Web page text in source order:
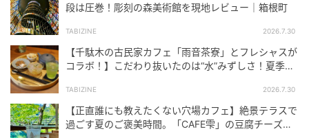
段は圧巻！彫刻の森美術館を現地レビュー｜箱根町
TABIZINE 2026.7.30
【千駄木の古民家カフェ「雨音茶寮」とフレシャスが
コラボ！】こだわり抜いたのは“水”みずしさ！夏季限
TABIZINE 2026.7.30
【正直誰にも教えたくない穴場カフェ】絶景テラスで
過ごす夏のご褒美時間。「CAFE雫」の豆腐チーズケ